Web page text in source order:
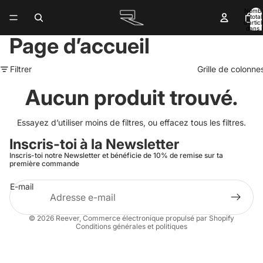
total
dans
Page d’accueil
Filtrer Grille de
Aucun produit trouvé.
Essayez d’utiliser moins de filtres, ou effacez tous les filtres.
Inscris-toi à la Newsletter
Inscris-toi notre Newsletter et bénéficie de 10% de remise sur ta
première commande
E-mail
© 2026 Reever, Commerce électronique propulsé par Shopify
Conditions générales et politiques
Politique de confidentialité